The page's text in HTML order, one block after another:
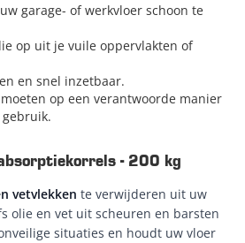
garage- of werkvloer schoon te
op uit je vuile oppervlakten of
en snel inzetbaar.
op een verantwoorde manier
- 200 kg
vetvlekken te verwijderen uit uw
olie en vet uit scheuren en barsten
situaties en houdt uw vloer